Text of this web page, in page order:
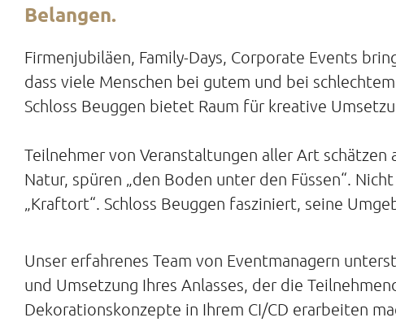
Belangen.
Firmenjubiläen, Family-Days, Corporate Events
dass viele Menschen bei gutem und bei
Schloss Beuggen bietet Raum für kreative
Teilnehmer von Veranstaltungen aller Art schätzen
Natur, spüren „den Boden unter den Füssen“.
„Kraftort“. Schloss Beuggen fasziniert, seine
Unser erfahrenes Team von Eventmanagern
und Umsetzung Ihres Anlasses, der die
Dekorationskonzepte in Ihrem CI/CD erarbeiten